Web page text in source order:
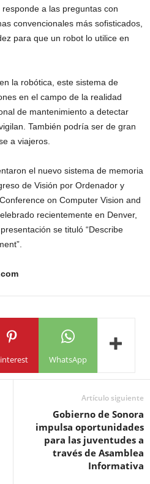
a las preguntas con
convencionales más sofisticados,
para que un robot lo utilice en
la robótica, este sistema de
en el campo de la realidad
de mantenimiento a detectar
También podría ser de gran
a viajeros.
el nuevo sistema de memoria
de Visión por Ordenador y
on Computer Vision and
recientemente en Denver,
se tituló “Describe
WhatsApp
Artículo siguiente
Gobierno de Sonora
impulsa oportunidades
para las juventudes a
través de Asamblea
Informativa